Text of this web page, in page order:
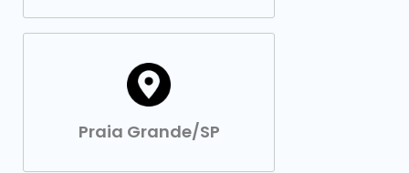
Praia Grande/SP